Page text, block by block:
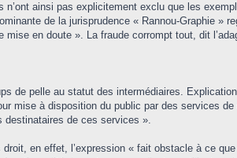
ainsi pas explicitement exclu que les
de la jurisprudence « Rannou-Graphie »
en doute ». La fraude corrompt tout, dit
de pelle au statut des intermédiaires.
mise à disposition du public par des services
destinataires de ces services ».
en effet, l’expression « fait obstacle à ce